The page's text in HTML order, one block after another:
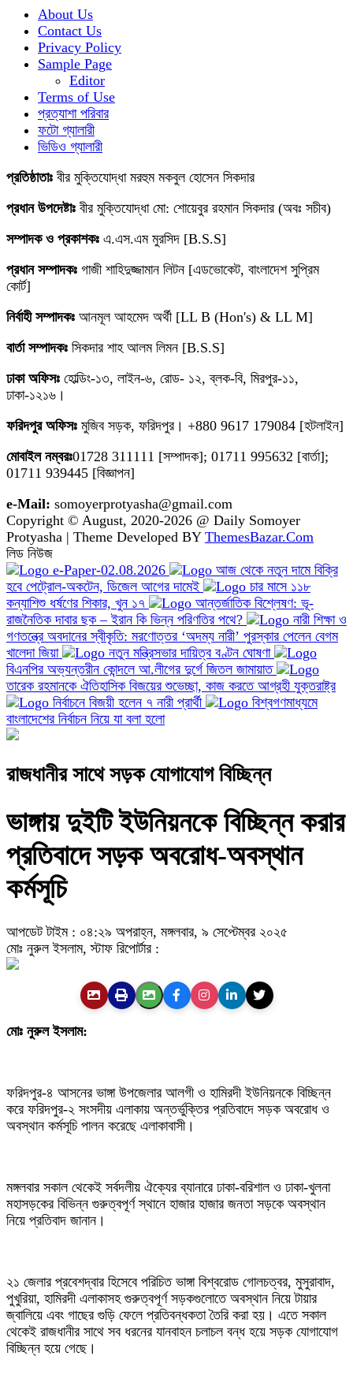
About Us
Contact Us
Privacy Policy
Sample Page
Editor
Terms of Use
প্রত্যাশা পরিবার
ফটো গ্যালারী
ভিডিও গ্যালারী
প্রতিষ্ঠাতাঃ বীর মুক্তিযোদ্ধা মরহুম মকবুল হোসেন সিকদার
প্রধান উপদেষ্টাঃ বীর মুক্তিযোদ্ধা মো: শোয়েবুর রহমান সিকদার (অবঃ সচীব)
সম্পাদক ও প্রকাশকঃ এ.এস.এম মুরসিদ [B.S.S]
প্রধান সম্পাদকঃ গাজী শাহিদুজ্জামান লিটন [এডভোকেট, বাংলাদেশ সুপ্রিম
কোর্ট]
নির্বাহী সম্পাদকঃ আনমূল আহমেদ অর্থী [LL B (Hon's) & LL M]
বার্তা সম্পাদকঃ সিকদার শাহ আলম লিমন [B.S.S]
ঢাকা অফিসঃ হোল্ডিং-১৩, লাইন-৬, রোড- ১২, ব্লক-বি, মিরপুর-১১,
ঢাকা-১২১৬।
ফরিদপুর অফিসঃ মুজিব সড়ক, ফরিদপুর। +880 9617 179084 [হটলাইন]
মোবাইল নম্বরঃ01728 311111 [সম্পাদক]; 01711 995632 [বার্তা];
01711 939445 [বিজ্ঞাপন]
e-Mail: somoyerprotyasha@gmail.com
Copyright © August, 2020-2026 @ Daily Somoyer
Protyasha | Theme Developed BY ThemesBazar.Com
লিড নিউজ
e-Paper-02.08.2026
আজ থেকে নতুন দামে বিক্রি
হবে পেট্রোল-অকটেন, ডিজেল আগের দামেই
চার মাসে ১১৮
কন্যাশিশু ধর্ষণের শিকার, খুন ১৭
আন্তর্জাতিক বিশ্লেষণ: ভূ-
রাজনৈতিক দাবার ছক – ইরান কি ভিন্ন পরিণতির পথে?
নারী শিক্ষা ও
গণতন্ত্রে অবদানের স্বীকৃতি: মরণোত্তর ‘অদম্য নারী’ পুরস্কার পেলেন বেগম
খালেদা জিয়া
নতুন মন্ত্রিসভার দায়িত্ব বণ্টন ঘোষণা
বিএনপির অভ্যন্তরীন কোন্দলে আ.লীগের দুর্গে জিতল জামায়াত
তারেক রহমানকে ঐতিহাসিক বিজয়ের শুভেচ্ছা, কাজ করতে আগ্রহী যুক্তরাষ্ট্র
নির্বাচনে বিজয়ী হলেন ৭ নারী প্রার্থী
বিশ্বগণমাধ্যমে
বাংলাদেশের নির্বাচন নিয়ে যা বলা হলো
রাজধানীর সাথে সড়ক যোগাযোগ বিচ্ছিন্ন
ভাঙ্গায় দুইটি ইউনিয়নকে বিচ্ছিন্ন করার
প্রতিবাদে সড়ক অবরোধ-অবস্থান
কর্মসূচি
আপডেট টাইম : ০৪:২৯ অপরাহ্ন, মঙ্গলবার, ৯ সেপ্টেম্বর ২০২৫
মোঃ নুরুল ইসলাম, স্টাফ রিপোর্টার :
মোঃ নুরুল ইসলাম:
ফরিদপুর-৪ আসনের ভাঙ্গা উপজেলার আলগী ও হামিরদী ইউনিয়নকে বিচ্ছিন্ন
করে ফরিদপুর-২ সংসদীয় এলাকায় অন্তর্ভুক্তির প্রতিবাদে সড়ক অবরোধ ও
অবস্থান কর্মসূচি পালন করেছে এলাকাবাসী।
মঙ্গলবার সকাল থেকেই সর্বদলীয় ঐক্যের ব্যানারে ঢাকা-বরিশাল ও ঢাকা-খুলনা
মহাসড়কের বিভিন্ন গুরুত্বপূর্ণ স্থানে হাজার হাজার জনতা সড়কে অবস্থান
নিয়ে প্রতিবাদ জানান।
২১ জেলার প্রবেশদ্বার হিসেবে পরিচিত ভাঙ্গা বিশ্বরোড গোলচত্বর, মুসুরাবাদ,
পুখুরিয়া, হামিরদী এলাকাসহ গুরুত্বপূর্ণ সড়কগুলোতে অবস্থান নিয়ে টায়ার
জ্বালিয়ে এবং গাছের গুড়ি ফেলে প্রতিবন্ধকতা তৈরি করা হয়। এতে সকাল
থেকেই রাজধানীর সাথে সব ধরনের যানবাহন চলাচল বন্ধ হয়ে সড়ক যোগাযোগ
বিচ্ছিন্ন হয়ে গেছে।